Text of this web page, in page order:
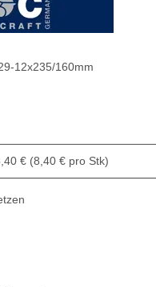
12x235/160mm
€ (8,40 € pro Stk)